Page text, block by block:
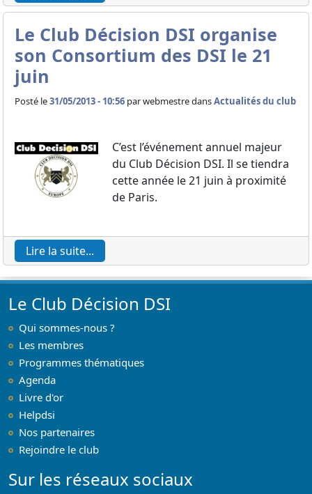
Le Club Décision DSI organise
son Consortium des DSI le 21
juin
Posté le31/05/2013 - 10:56 parwebmestre dansActualités du club
C’est l’événement annuel majeur
du Club Décision DSI. Il se tiendra
cette année le 21 juin à proximité
de Paris.
Lire la suite...
Le Club Décision DSI
Qui sommes-nous ?
Les membres
Programmes thématiques
Agenda
Livre d'or
Helpdsi
Nos partenaires
Rejoindre le club
Sur les réseaux sociaux